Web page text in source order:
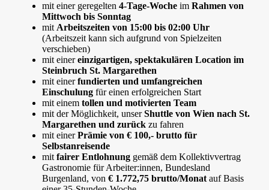
mit einer geregelten 4-Tage-Woche im Rahmen von
Mittwoch bis Sonntag
mit Arbeitszeiten von 15:00 bis 02:00 Uhr
(Arbeitszeit kann sich aufgrund von Spielzeiten
verschieben)
mit einereinzigartigen, spektakulären Location im
Steinbruch St. Margarethen
mit einerfundierten und umfangreichen
Einschulung für einen erfolgreichen Start
mit einem tollen und motivierten Team
mit der Möglichkeit, unserShuttle von Wien nach St.
Margarethen und zurück zu fahren
mit einerPrämie von € 100,- brutto für
Selbstanreisende
mit fairer Entlohnung gemäß dem Kollektivvertrag
Gastronomie für Arbeiter:innen, Bundesland
Burgenland, von € 1.772,75 brutto/Monat auf Basis